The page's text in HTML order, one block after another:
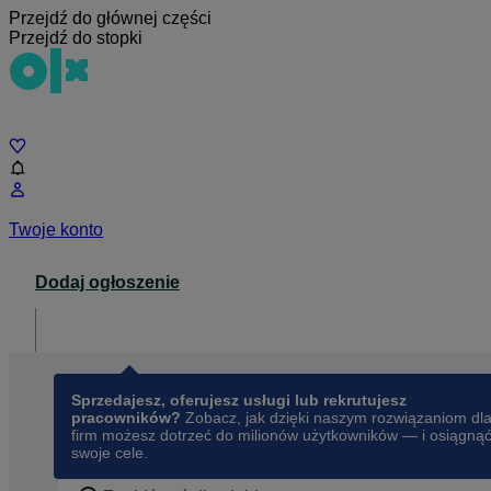
Przejdź do głównej części
Przejdź do stopki
Twoje konto
Dodaj ogłoszenie
Sprzedajesz, oferujesz usługi lub rekrutujesz
pracowników? Zobacz, jak dzięki naszym rozwiązaniom dla
firm możesz dotrzeć do milionów użytkowników — i osiągnąć
swoje cele.